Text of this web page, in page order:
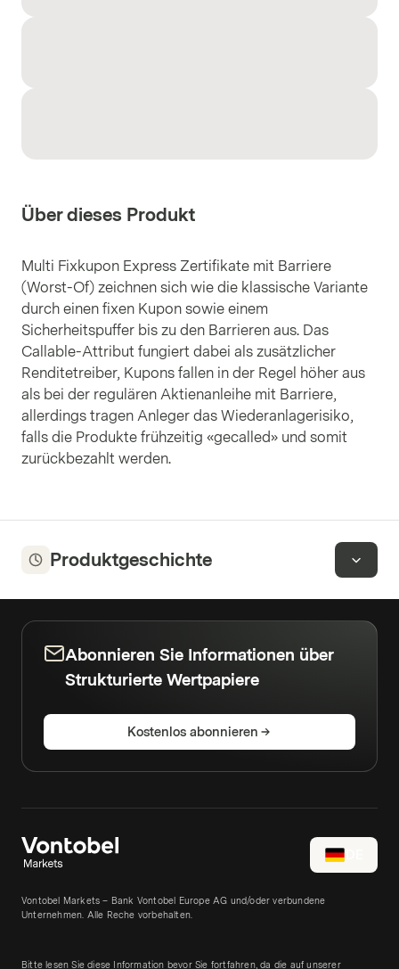
Über dieses Produkt
Multi Fixkupon Express Zertifikate mit Barriere
(Worst-Of) zeichnen sich wie die klassische Variante
durch einen fixen Kupon sowie einem
Sicherheitspuffer bis zu den Barrieren aus. Das
Callable-Attribut fungiert dabei als zusätzlicher
Renditetreiber, Kupons fallen in der Regel höher aus
als bei der regulären Aktienanleihe mit Barriere,
allerdings tragen Anleger das Wiederanlagerisiko,
falls die Produkte frühzeitig «gecalled» und somit
zurückbezahlt werden.
Produktgeschichte
Abonnieren Sie Informationen über
Strukturierte Wertpapiere
Kostenlos abonnieren
Vontobel Markets – Bank Vontobel Europe AG und/oder verbundene
Unternehmen. Alle Reche vorbehalten.
Bitte lesen Sie diese Information bevor Sie fortfahren, da die auf unserer